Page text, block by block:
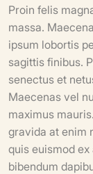
Proin felis
massa.
ipsum lobortis
sagittis finibus.
senectus et
Maecenas vel
maximus
gravida at enim
quis euismod
bibendum